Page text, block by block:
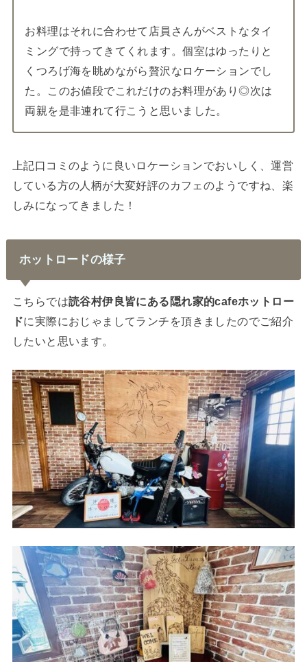
お料理はそれに合わせて店員さんがベストなタイ
ミングで持ってきてくれます。個室はゆったりと
くつろげ海を眺めながら贅沢なロケーションでし
た。このお値段でこれだけのお料理があり◎次は
両親を是非連れて行こうと思いました。
上記口コミのように良いロケーションでおいしく、運営
している方の人柄が大変好評のカフェのようですね、楽
しみになってきました！
ホットロードの様子
こちらでは読谷村伊良皆にある隠れ家的cafeホットロー
ドに実際におじゃましてランチを頂きましたのでご紹介
したいと思います。